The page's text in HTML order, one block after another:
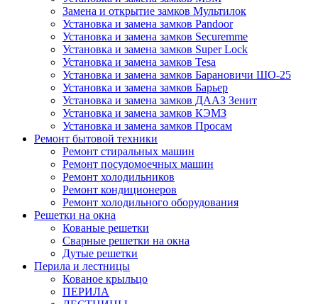
Замена и открытие замков Мультилок
Установка и замена замков Pandoor
Установка и замена замков Securemme
Установка и замена замков Super Lock
Установка и замена замков Tesa
Установка и замена замков Барановичи ШО-25
Установка и замена замков Барьер
Установка и замена замков ДААЗ Зенит
Установка и замена замков КЭМЗ
Установка и замена замков Просам
Ремонт бытовой техники
Ремонт стиральных машин
Ремонт посудомоечных машин
Ремонт холодильников
Ремонт кондиционеров
Ремонт холодильного оборудования
Решетки на окна
Кованые решетки
Сварные решетки на окна
Дутые решетки
Перила и лестницы
Кованое крыльцо
ПЕРИЛА